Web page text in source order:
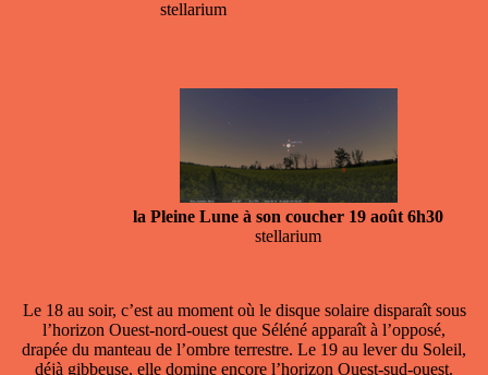
stellarium
la Pleine Lune à son coucher 19 août 6h30
stellarium
Le 18 au soir, c’est au moment où le disque solaire disparaît sous
l’horizon Ouest-nord-ouest que Séléné apparaît à l’opposé,
drapée du manteau de l’ombre terrestre. Le 19 au lever du Soleil,
déjà gibbeuse, elle domine encore l’horizon Ouest-sud-ouest.